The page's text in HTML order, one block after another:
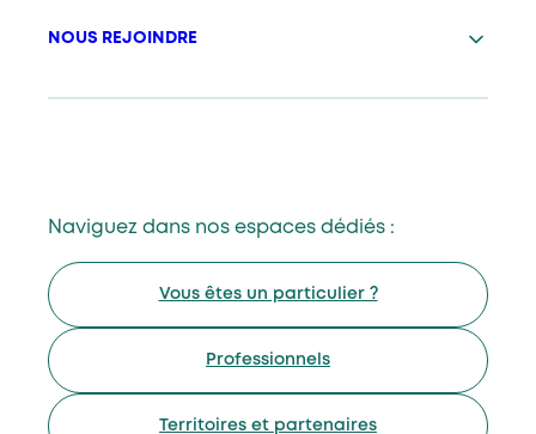
NOUS REJOINDRE
Naviguez dans nos espaces dédiés :
Vous êtes un particulier ?
Professionnels
Territoires et partenaires